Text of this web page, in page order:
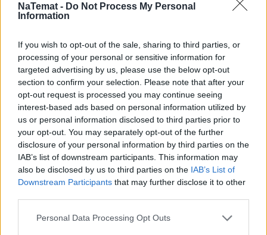
NaTemat - Do Not Process My Personal
Information
If you wish to opt-out of the sale, sharing to third parties, or
processing of your personal or sensitive information for
targeted advertising by us, please use the below opt-out
section to confirm your selection. Please note that after your
opt-out request is processed you may continue seeing
interest-based ads based on personal information utilized by
us or personal information disclosed to third parties prior to
your opt-out. You may separately opt-out of the further
disclosure of your personal information by third parties on the
IAB’s list of downstream participants. This information may
also be disclosed by us to third parties on the IAB’s List of
Downstream Participants that may further disclose it to other
Personal Data Processing Opt Outs
Łupiemy carski beton!  Drytooling
pod Warszawą (Janówek Pierwszy) |
kierunek:GÓRY #4
Osoby bezdzietne nie mogą na to liczyć.
Przyznaję, że to temat niezwykle trudny etycznie.
Samotność – zwłaszcza ta, która nie wynika z
wyboru – jest sytuacją bolesną i obciążanie jej
jakąkolwiek daniną publiczną stawia ogromny znak
zapytania. Czy w ogóle powinniśmy iść w stronę
takiej analizy? To bardzo problematyczne.